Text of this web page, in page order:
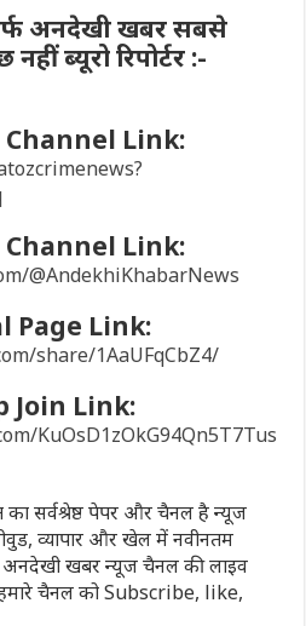
अनदेखी खबर सबसे
ब्यूरो रिपोर्टर :-
Channel Link:
Channel Link:
@AndekhiKhabarNews
Page Link:
share/1AaUFqCbZ4/
Join Link:
KuOsD1zOkG94Qn5T7Tus
सर्वश्रेष्ठ पेपर और चैनल है न्यूज
व्यापार और खेल में नवीनतम
अनदेखी खबर न्यूज चैनल की लाइव
चैनल को Subscribe, like,